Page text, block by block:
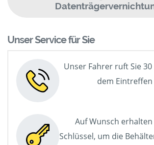
Unser Service für Sie
Unser Fahrer ruft Sie
dem Eintreffen
Auf Wunsch erhalten
Schlüssel, um die